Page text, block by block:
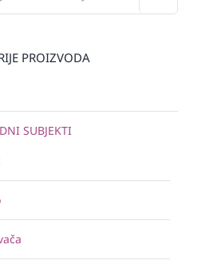
PROIZVODA
SUBJEKTI